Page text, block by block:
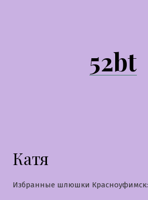
52bt
Катя
Избранные шлюшки Красноуфимск: